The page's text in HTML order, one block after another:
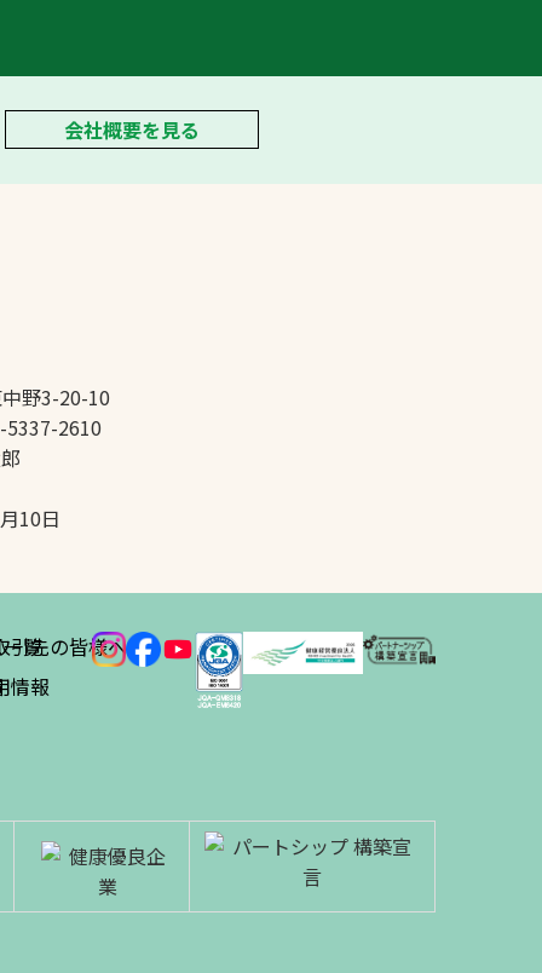
会社概要を見る
野3-20-10
2610
10日
一覧
引先の皆様へ
情報